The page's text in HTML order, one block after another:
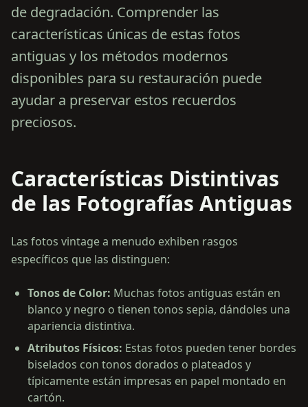
de degradación. Comprender las
características únicas de estas fotos
antiguas y los métodos modernos
disponibles para su restauración puede
ayudar a preservar estos recuerdos
preciosos.
Características Distintivas
de las Fotografías Antiguas
Las fotos vintage a menudo exhiben rasgos
específicos que las distinguen:
Tonos de Color: Muchas fotos antiguas están en
blanco y negro o tienen tonos sepia, dándoles una
apariencia distintiva.
Atributos Físicos: Estas fotos pueden tener bordes
biselados con tonos dorados o plateados y
típicamente están impresas en papel montado en
cartón.